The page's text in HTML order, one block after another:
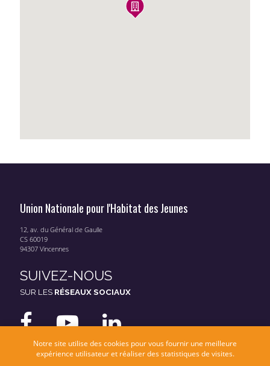
Union Nationale pour l'Habitat des Jeunes
12, av. du Général de Gaulle
CS 60019
94307 Vincennes
SUIVEZ-NOUS
SUR LES RÉSEAUX SOCIAUX
Notre site utilise des cookies pour vous fournir une meilleure
expérience utilisateur et réaliser des statistiques de visites.